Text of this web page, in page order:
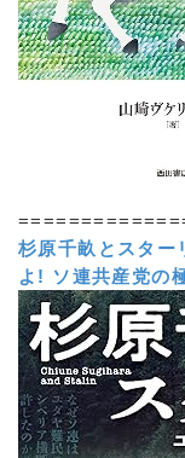
杉原千畝とスター
よ! ソ連共産党の